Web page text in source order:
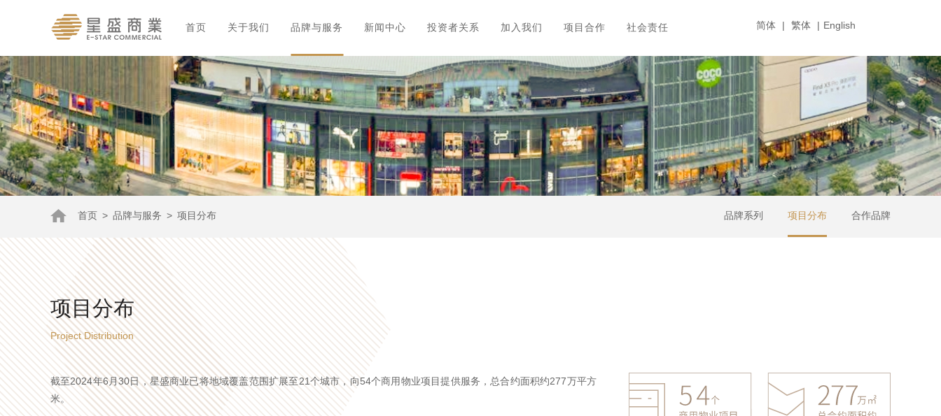
首页 关于我们 品牌与服务 新闻中心 投资者关系 加入我们 项目合作 社会责任 简体 | 繁体 | English
首页 > 品牌与服务 > 项目分布 品牌系列 项目分布 合作品牌
项目分布
Project Distribution
截至2024年6月30日，星盛商业已将地域覆盖范围扩展至21个城市，向54个商用物业项目提供服务，总合约面积约277万平方
米。